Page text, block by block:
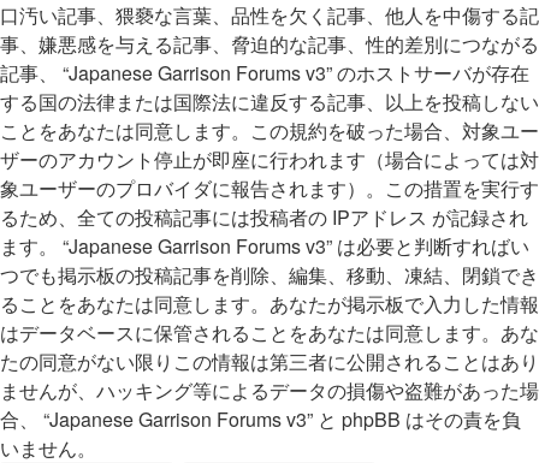
口汚い記事、猥褻な言葉、品性を欠く記事、他人を中傷する記
事、嫌悪感を与える記事、脅迫的な記事、性的差別につながる
記事、 “Japanese Garrison Forums v3” のホストサーバが存在
する国の法律または国際法に違反する記事、以上を投稿しない
ことをあなたは同意します。この規約を破った場合、対象ユー
ザーのアカウント停止が即座に行われます（場合によっては対
象ユーザーのプロバイダに報告されます）。この措置を実行す
るため、全ての投稿記事には投稿者の IPアドレス が記録され
ます。 “Japanese Garrison Forums v3” は必要と判断すればい
つでも掲示板の投稿記事を削除、編集、移動、凍結、閉鎖でき
ることをあなたは同意します。あなたが掲示板で入力した情報
はデータベースに保管されることをあなたは同意します。あな
たの同意がない限りこの情報は第三者に公開されることはあり
ませんが、ハッキング等によるデータの損傷や盗難があった場
合、 “Japanese Garrison Forums v3” と phpBB はその責を負
いません。